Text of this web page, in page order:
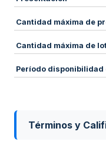
Cantidad máxima de
Cantidad máxima de
Período disponibilidad
Términos y